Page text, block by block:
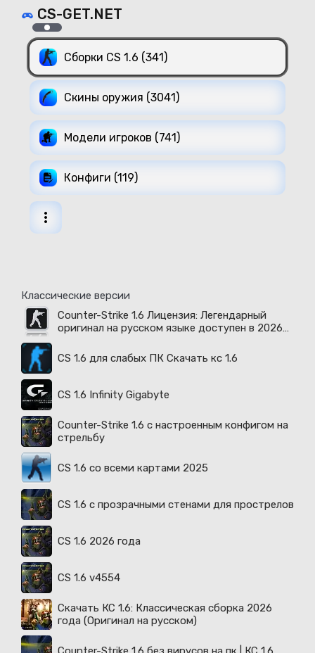
CS-GET.NET
Сборки CS 1.6 (341)
Скины оружия (3041)
Модели игроков (741)
Конфиги (119)
Классические версии
Counter-Strike 1.6 Лицензия: Легендарный
оригинал на русском языке доступен в 2026
CS 1.6 для слабых ПК Скачать кс 1.6
CS 1.6 Infinity Gigabyte
Counter-Strike 1.6 с настроенным конфигом на
стрельбу
CS 1.6 со всеми картами 2025
CS 1.6 с прозрачными стенами для прострелов
CS 1.6 2026 года
CS 1.6 v4554
Скачать КС 1.6: Классическая сборка 2026
года (Оригинал на русском)